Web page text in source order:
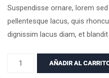
Suspendisse ornare, lorem
pellentesque lacus, quis
dignissim lacus diam, et
AÑADIR AL